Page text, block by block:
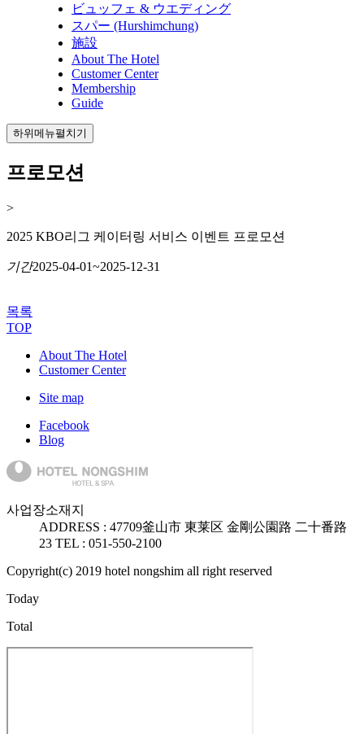
ビュッフェ & ウエディング
スパー (Hurshimchung)
施設
About The Hotel
Customer Center
Membership
Guide
하위메뉴펼치기
프로모션
>
2025 KBO리그 케이터링 서비스 이벤트 프로모션
기간2025-04-01~2025-12-31
목록
TOP
About The Hotel
Customer Center
Site map
Facebook
Blog
사업장소재지
ADDRESS : 47709釜山市 東莱区 金剛公園路 二十番路
23 TEL : 051-550-2100
Copyright(c) 2019 hotel nongshim all right reserved
Today
Total